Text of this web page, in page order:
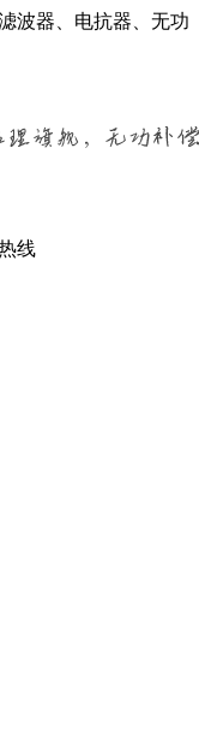
波器、电抗器、无功
线